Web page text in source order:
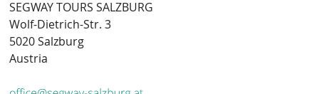
SEGWAY TOURS SALZBURG
Wolf-Dietrich-Str. 3
5020 Salzburg
Austria